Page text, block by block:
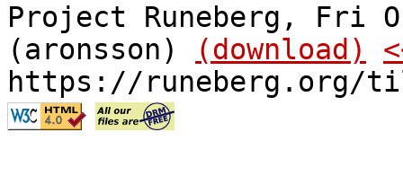
Project Runeberg, Fri
(aronsson)
(download)
https://runeberg.org/